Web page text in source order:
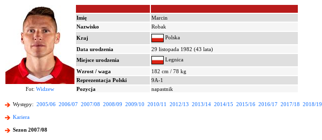
Imię
Marcin
Nazwisko
Robak
Kraj
Polska
Data urodzenia
29 listopada 1982 (43 lata)
Miejsce urodzenia
Legnica
Wzrost / waga
182 cm / 78 kg
Reprezentacja Polski
9A-1
Fot: Widzew Pozycja napastnik
Występy: 2005/06 2006/07 2007/08 2008/09 2009/10 2010/11 2012/13 2013/14 2014/15 2015/16 2016/17 2017/18 2018/19
Kariera
Sezon 2007/08